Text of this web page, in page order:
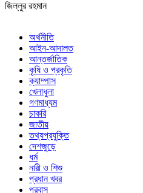
জিল্লুর রহমান
অর্থনীতি
আইন-আদালত
আন্তর্জাতিক
কৃষি ও প্রকৃতি
ক্যাম্পাস
খেলাধুলা
গণমাধ্যম
চাকরি
জাতীয়
তথ্যপ্রযুক্তি
দেশজুড়ে
ধর্ম
নারী ও শিশু
প্রধান খবর
প্রবাস